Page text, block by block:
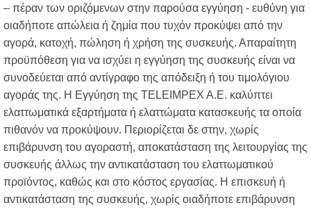
– πέραν των οριζόμενων στην παρούσα εγγύηση - ευθύνη για
οιαδήποτε απώλεια ή ζημία που τυχόν προκύψει από την
αγορά, κατοχή, πώληση ή χρήση της συσκευής. Απαραίτητη
προϋπόθεση για να ισχύει η εγγύηση της συσκευής είναι να
συνοδεύεται από αντίγραφο της απόδειξη ή του τιμολόγιου
αγοράς της. Η Εγγύηση της TELEIMPEX A.E. καλύπτει
ελαττωματικά εξαρτήματα ή ελαττώματα κατασκευής τα οποία
πιθανόν να προκύψουν. Περιορίζεται δε στην, χωρίς
επιβάρυνση του αγοραστή, αποκατάσταση της λειτουργίας της
συσκευής άλλως την αντικατάσταση του ελαττωματικού
προϊόντος, καθώς και στο κόστος εργασίας. Η επισκευή ή
αντικατάσταση της συσκευής, χωρίς οιαδήποτε επιβάρυνση